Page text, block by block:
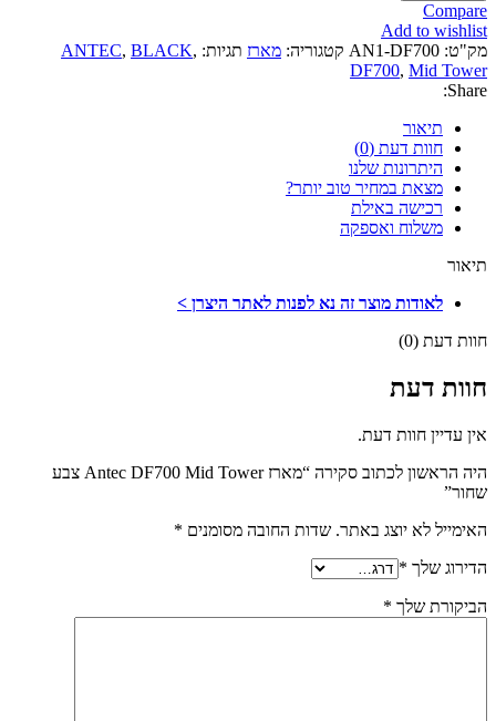
Compare
Add to wishlist
מק"ט: AN1-DF700 קטגוריה: מארז תגיות: ANTEC, BLACK,
DF700, Mid Tower
Share:
תיאור
חוות דעת (0)
היתרונות שלנו
מצאת במחיר טוב יותר?
רכישה באילת
משלוח ואספקה
תיאור
לאודות מוצר זה נא לפנות לאתר היצרן >
חוות דעת (0)
חוות דעת
אין עדיין חוות דעת.
היה הראשון לכתוב סקירה “מארז Antec DF700 Mid Tower צבע
שחור”
האימייל לא יוצג באתר. שדות החובה מסומנים *
הדירוג שלך *
הביקורת שלך *